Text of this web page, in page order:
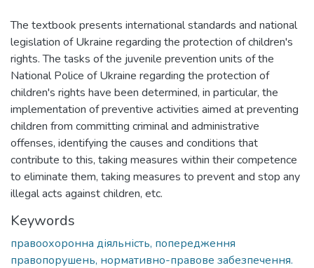
The textbook presents international standards and national
legislation of Ukraine regarding the protection of children's
rights. The tasks of the juvenile prevention units of the
National Police of Ukraine regarding the protection of
children's rights have been determined, in particular, the
implementation of preventive activities aimed at preventing
children from committing criminal and administrative
offenses, identifying the causes and conditions that
contribute to this, taking measures within their competence
to eliminate them, taking measures to prevent and stop any
illegal acts against children, etc.
Keywords
правоохоронна діяльність, попередження
правопорушень, нормативно-правове забезпечення.